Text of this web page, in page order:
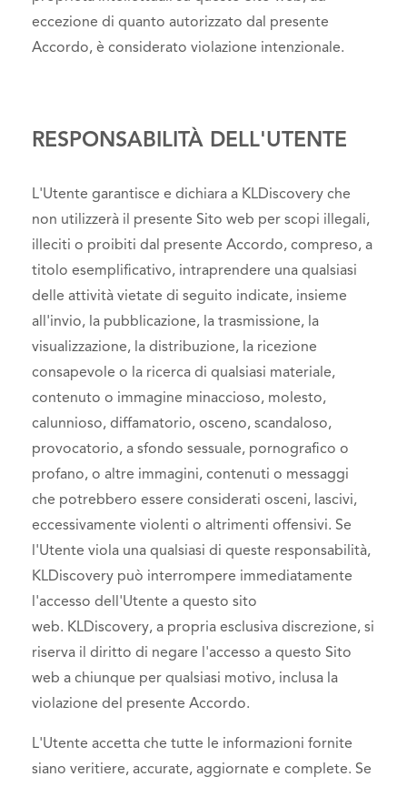
eccezione di quanto autorizzato dal presente
Accordo, è considerato violazione intenzionale.
RESPONSABILITÀ DELL'UTENTE
L'Utente garantisce e dichiara a KLDiscovery che
non utilizzerà il presente Sito web per scopi illegali,
illeciti o proibiti dal presente Accordo, compreso, a
titolo esemplificativo, intraprendere una qualsiasi
delle attività vietate di seguito indicate, insieme
all'invio, la pubblicazione, la trasmissione, la
visualizzazione, la distribuzione, la ricezione
consapevole o la ricerca di qualsiasi materiale,
contenuto o immagine minaccioso, molesto,
calunnioso, diffamatorio, osceno, scandaloso,
provocatorio, a sfondo sessuale, pornografico o
profano, o altre immagini, contenuti o messaggi
che potrebbero essere considerati osceni, lascivi,
eccessivamente violenti o altrimenti offensivi. Se
l'Utente viola una qualsiasi di queste responsabilità,
KLDiscovery può interrompere immediatamente
l'accesso dell'Utente a questo sito
web. KLDiscovery, a propria esclusiva discrezione, si
riserva il diritto di negare l'accesso a questo Sito
web a chiunque per qualsiasi motivo, inclusa la
violazione del presente Accordo.
L'Utente accetta che tutte le informazioni fornite
siano veritiere, accurate, aggiornate e complete. Se